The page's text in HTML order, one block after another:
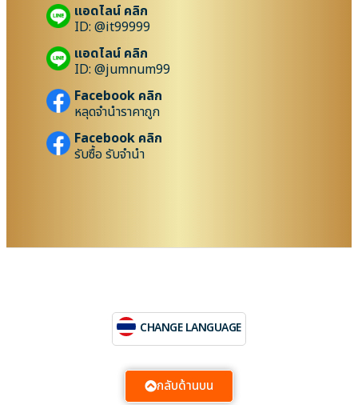
แอดไลน์ คลิก
ID: @it99999
แอดไลน์ คลิก
ID: @jumnum99
Facebook คลิก
หลุดจำนำราคาถูก
Facebook คลิก
รับซื้อ รับจำนำ
CHANGE LANGUAGE
กลับด้านบน